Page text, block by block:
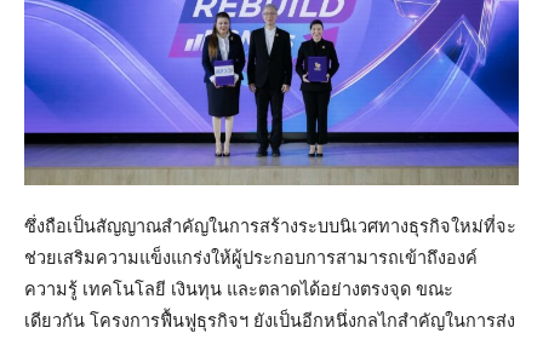
ซึ่งถือเป็นสัญญาณสำคัญในการสร้างระบบนิเวศทางธุรกิจใหม่ที่จะ
ช่วยเสริมความแข็งแกร่งให้ผู้ประกอบการสามารถเข้าถึงองค์
ความรู้ เทคโนโลยี เงินทุน และตลาดได้อย่างตรงจุด ขณะ
เดียวกัน โครงการฟื้นฟูธุรกิจฯ ยังเป็นอีกหนึ่งกลไกสำคัญในการส่ง